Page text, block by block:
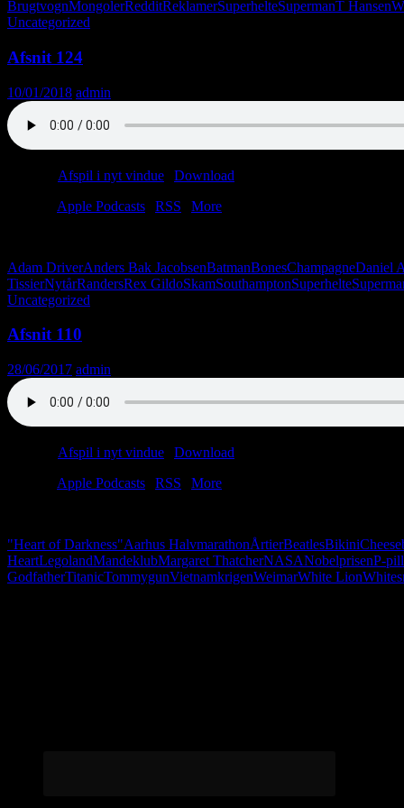
BrugtvognMongolerRedditReklamerSuperhelteSupermanT Hansen
Uncategorized
Afsnit 124
10/01/2018 admin
Afspil i nyt vindue Download
Apple Podcasts RSS
More
Adam DriverAnders Bak JacobsenBatmanBonesChampagneDaniel
TissierNytårRandersRex GildoSkamSouthamptonSuperhelte
Uncategorized
Afsnit 110
28/06/2017 admin
Afspil i nyt vindue Download
Apple Podcasts RSS
More
"Heart of Darkness"Aarhus HalvmarathonÅrtierBeatlesBikini
HeartLegolandMandeklubMargaret ThatcherNASANobelprisenP-
GodfatherTitanicTommygunVietnamkrigenWeimarWhite Lion